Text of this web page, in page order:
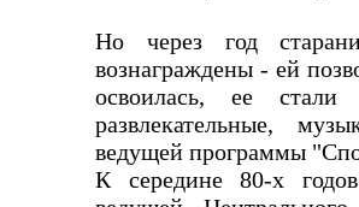
Но через год
вознаграждены - ей
освоилась, ее
развлекательные,
ведущей программы
К середине 80-х